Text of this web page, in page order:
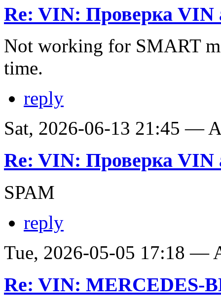
Re: VIN: Проверка VIN
Not working for SMART
time.
reply
Sat, 2026-06-13 21:45 —
Re: VIN: Проверка VIN
SPAM
reply
Tue, 2026-05-05 17:18 —
Re: VIN: MERCEDES-